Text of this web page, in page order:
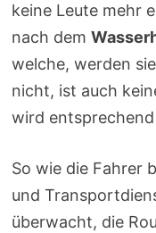
keine Leute mehr
nach dem
welche, werden
nicht, ist auch
wird
So wie die Fahrer
und
überwacht, die